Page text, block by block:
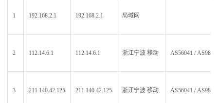
1 192.168.2.1 192.168.2.1 局域网
2 112.14.6.1 112.14.6.1 浙江宁波 移动 AS56041 / AS9808
3 211.140.42.125 211.140.42.125 浙江宁波 移动 AS56041 / AS9808